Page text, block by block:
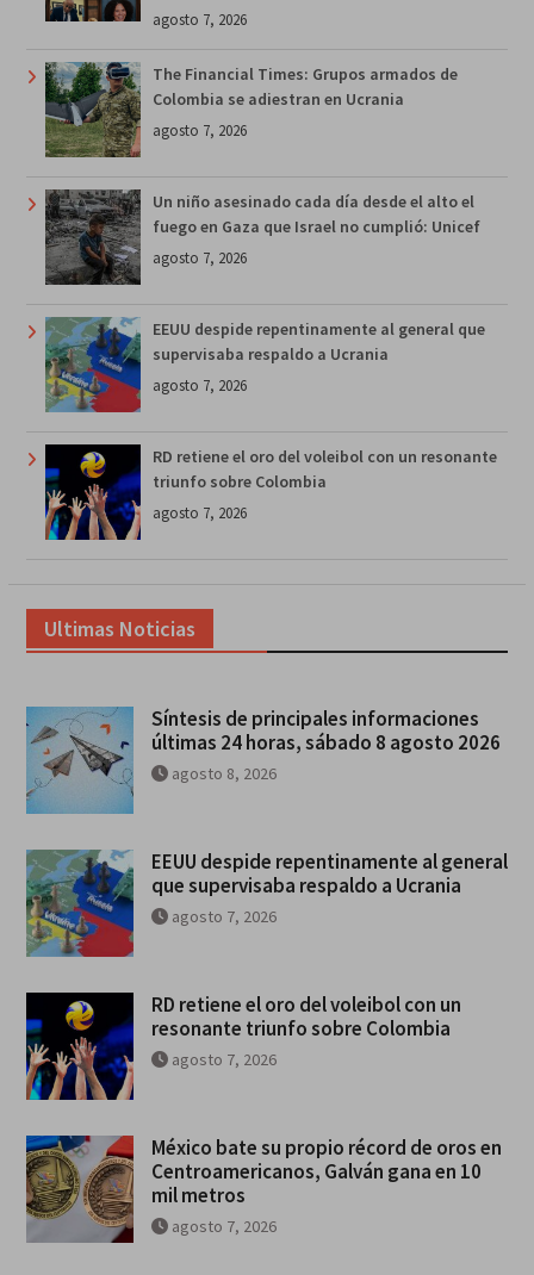
agosto 7, 2026
The Financial Times: Grupos armados de
Colombia se adiestran en Ucrania
agosto 7, 2026
Un niño asesinado cada día desde el alto el
fuego en Gaza que Israel no cumplió: Unicef
agosto 7, 2026
EEUU despide repentinamente al general que
supervisaba respaldo a Ucrania
agosto 7, 2026
RD retiene el oro del voleibol con un resonante
triunfo sobre Colombia
agosto 7, 2026
Ultimas Noticias
Síntesis de principales informaciones
últimas 24 horas, sábado 8 agosto 2026
agosto 8, 2026
EEUU despide repentinamente al general
que supervisaba respaldo a Ucrania
agosto 7, 2026
RD retiene el oro del voleibol con un
resonante triunfo sobre Colombia
agosto 7, 2026
México bate su propio récord de oros en
Centroamericanos, Galván gana en 10
mil metros
agosto 7, 2026